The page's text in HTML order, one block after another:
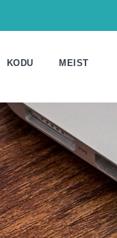
KODU MEIST